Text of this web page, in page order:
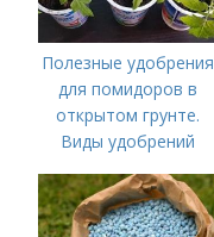
Полезные удобрения
для помидоров в
открытом грунте.
Виды удобрений